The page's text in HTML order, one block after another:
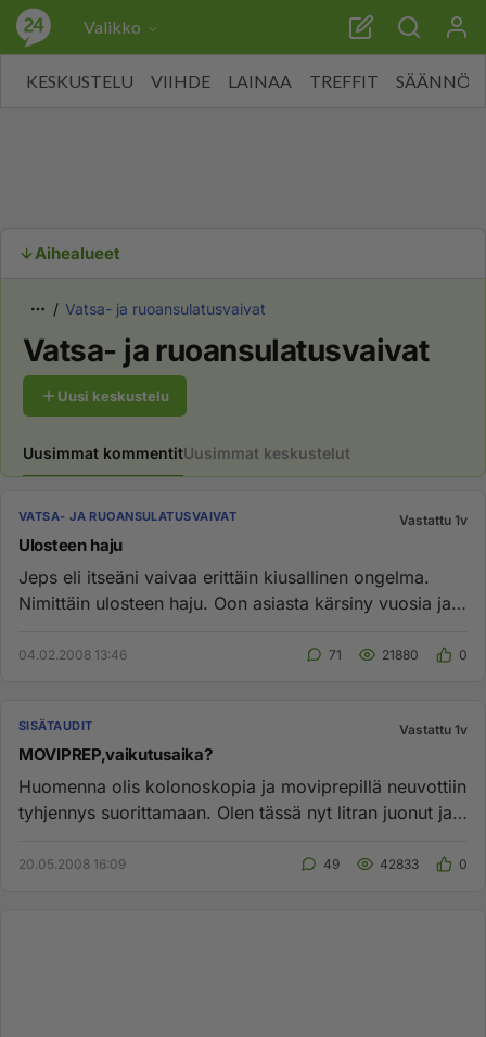
Valikko
KESKUSTELU VIIHDE LAINAA TREFFIT SÄÄNNÖT
Aihealueet
Vatsa- ja ruoansulatusvaivat
Vatsa- ja ruoansulatusvaivat
Uusi keskustelu
Uusimmat kommentitUusimmat keskustelut
VATSA- JA RUOANSULATUSVAIVAT Vastattu 1v
Ulosteen haju
Jeps eli itseäni vaivaa erittäin kiusallinen ongelma.
Nimittäin ulosteen haju. Oon asiasta kärsiny vuosia ja
04.02.2008 13:46 71 21880 0
SISÄTAUDIT Vastattu 1v
MOVIPREP,vaikutusaika?
Huomenna olis kolonoskopia ja moviprepillä neuvottiin
tyhjennys suorittamaan. Olen tässä nyt litran juonut ja
20.05.2008 16:09 49 42833 0